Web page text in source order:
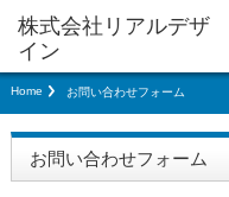
Home お問い合わせフォーム
お問い合わせフォーム